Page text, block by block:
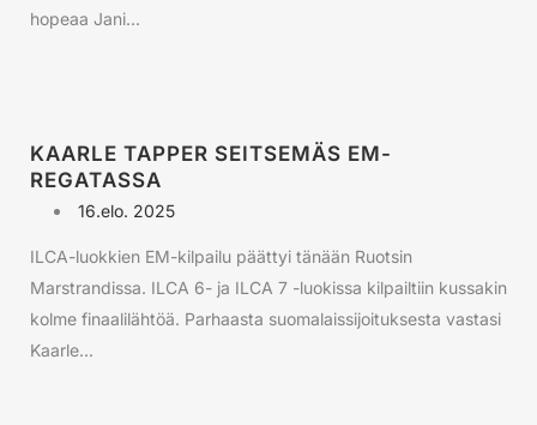
hopeaa Jani...
KAARLE TAPPER SEITSEMÄS EM-
REGATASSA
16.elo. 2025
ILCA-luokkien EM-kilpailu päättyi tänään Ruotsin
Marstrandissa. ILCA 6- ja ILCA 7 -luokissa kilpailtiin kussakin
kolme finaalilähtöä. Parhaasta suomalaissijoituksesta vastasi
Kaarle...